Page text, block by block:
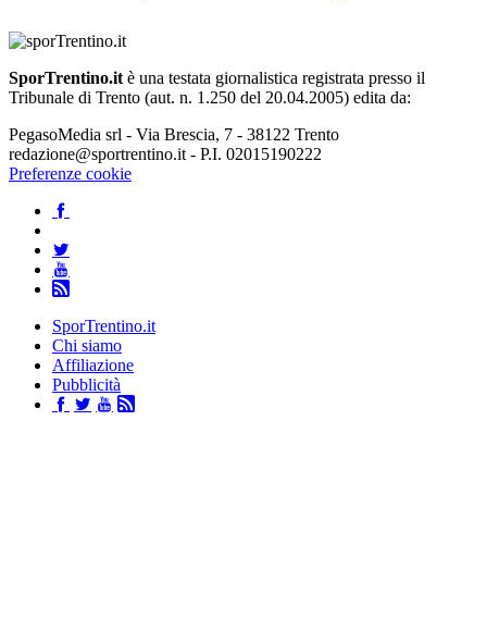
SporTrentino.it è una testata giornalistica registrata presso il
Tribunale di Trento (aut. n. 1.250 del 20.04.2005) edita da:
PegasoMedia srl - Via Brescia, 7 - 38122 Trento
redazione@sportrentino.it - P.I. 02015190222
Preferenze cookie
SporTrentino.it
Chi siamo
Affiliazione
Pubblicità